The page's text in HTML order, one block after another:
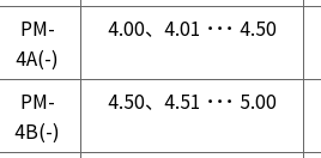
PM-
4A(-)
4.00、4.01 ･･･ 4.50
PM-
4B(-)
4.50、4.51 ･･･ 5.00